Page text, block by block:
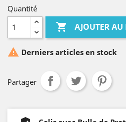
Quantité
 AJOUTER
 Derniers articles en stock
Partager